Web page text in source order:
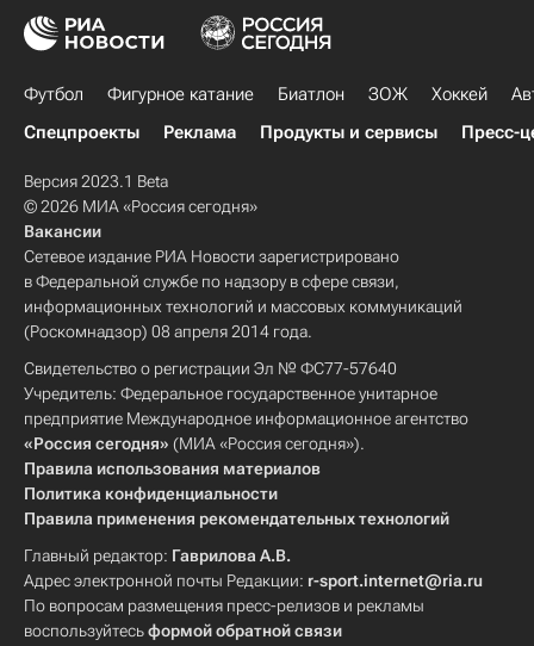
Футбол Фигурное катание Биатлон ЗОЖ Хоккей
Спецпроекты
Реклама Продукты и сервисы Пресс-
Версия 2023.1 Beta
© 2026 МИА «Россия сегодня»
Вакансии
Сетевое издание РИА Новости зарегистрировано
в Федеральной службе по надзору в сфере связи,
информационных технологий и массовых коммуникаций
(Роскомнадзор) 08 апреля 2014 года.
Свидетельство о регистрации Эл № ФС77-57640
Учредитель: Федеральное государственное унитарное
предприятие Международное информационное агентство
«Россия сегодня» (МИА «Россия сегодня»).
Правила использования материалов
Политика конфиденциальности
Правила применения рекомендательных технологий
Главный редактор: Гаврилова А.В.
Адрес электронной почты Редакции: r-sport.internet@ria.ru
По вопросам размещения пресс-релизов и рекламы
воспользуйтесьформой обратной связи